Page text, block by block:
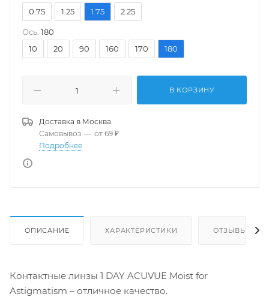
0.75
1.25 1.75 2.25
Ось: 180
10
20 90 160 170 180
В КОРЗИНУ
Доставка в Москва
Самовывоз — от 69 ₽
Подробнее
ОПИСАНИЕ ХАРАКТЕРИСТИКИ ОТЗЫВЫ
Контактные линзы 1 DAY ACUVUE Moist for
Astigmatism – отличное качество.